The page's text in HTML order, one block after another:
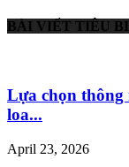
BÀI VIẾT TIÊU
Lựa chọn thông
loa...
April 23, 2026